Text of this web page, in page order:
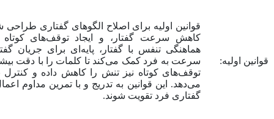
قوانین اولیه:
قوانین اولیه برای اصلاح الگوهای گفتاری طراحی
کاهش سرعت گفتار، و ایجاد توقف‌های کوتاه
هماهنگی تنفس با گفتار، پایه‌ای برای جریان
سرعت به فرد کمک می‌کند تا کلمات را با دقت
توقف‌های کوتاه نیز تنش را کاهش داده و کنترل
می‌دهد. این قوانین به تدریج و با تمرین مداوم
گفتاری فرد تقویت شوند.